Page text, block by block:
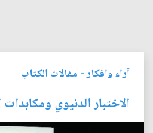
آراء وافكار- مقالات الكتاب
الاختبار الدنيوي ومكابدات